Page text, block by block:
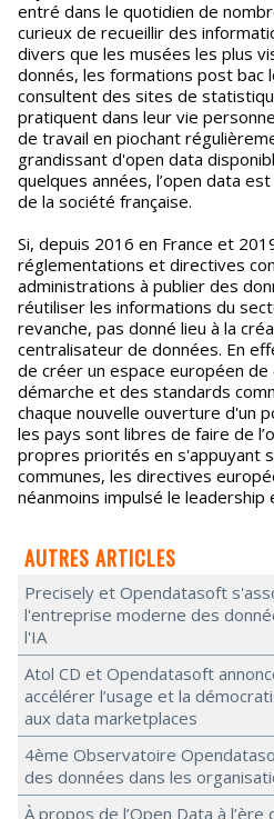
entré dans le quotidien de
curieux de recueillir des
divers que les musées les plus
donnés, les formations post bac
consultent des sites de
pratiquent dans leur vie
de travail en piochant
grandissant d'open data
quelques années, l’open data
de la société française.
Si, depuis 2016 en France et
réglementations et directives
administrations à publier des
réutiliser les informations du
revanche, pas donné lieu à la
centralisateur de données. En
de créer un espace européen
démarche et des standards
chaque nouvelle ouverture d'un
les pays sont libres de faire de
propres priorités en s'appuyant
communes, les directives
néanmoins impulsé le leadership
AUTRES ARTICLES
Precisely et Opendatasoft
l'entreprise moderne des
l'IA
Atol CD et Opendatasoft
accélérer l’usage et la
aux data marketplaces
4ème Observatoire
des données dans les
À propos de l’Open Data à l’ère